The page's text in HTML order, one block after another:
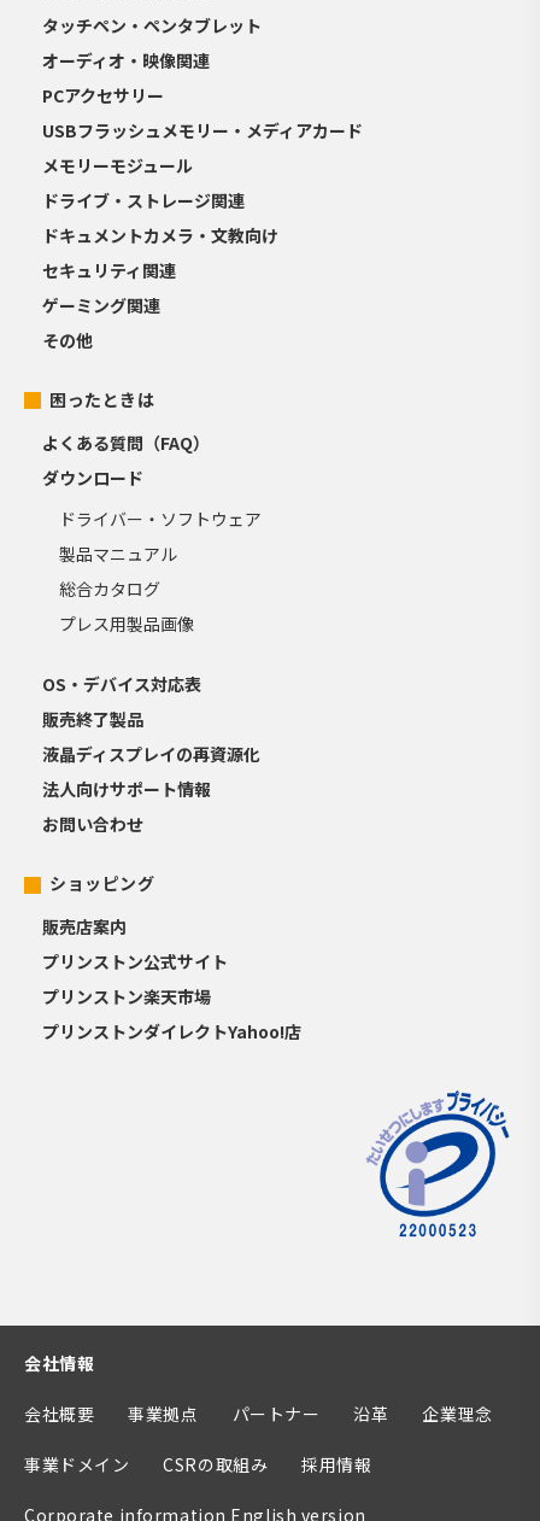
タッチペン・ペンタブレット
オーディオ・映像関連
PCアクセサリー
USBフラッシュメモリー・メディアカード
メモリーモジュール
ドライブ・ストレージ関連
ドキュメントカメラ・文教向け
セキュリティ関連
ゲーミング関連
その他
困ったときは
よくある質問（FAQ）
ダウンロード
ドライバー・ソフトウェア
製品マニュアル
総合カタログ
プレス用製品画像
OS・デバイス対応表
販売終了製品
液晶ディスプレイの再資源化
法人向けサポート情報
お問い合わせ
ショッピング
販売店案内
プリンストン公式サイト
プリンストン楽天市場
プリンストンダイレクトYahoo!店
会社情報
会社概要 事業拠点 パートナー 沿革 企業理念
事業ドメイン CSRの取組み 採用情報
Corporate information English version